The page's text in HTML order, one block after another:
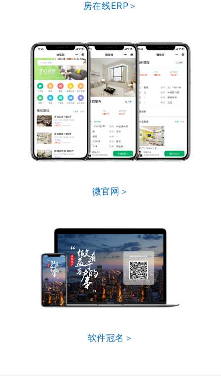
房在线ERP＞
微官网＞
软件冠名＞